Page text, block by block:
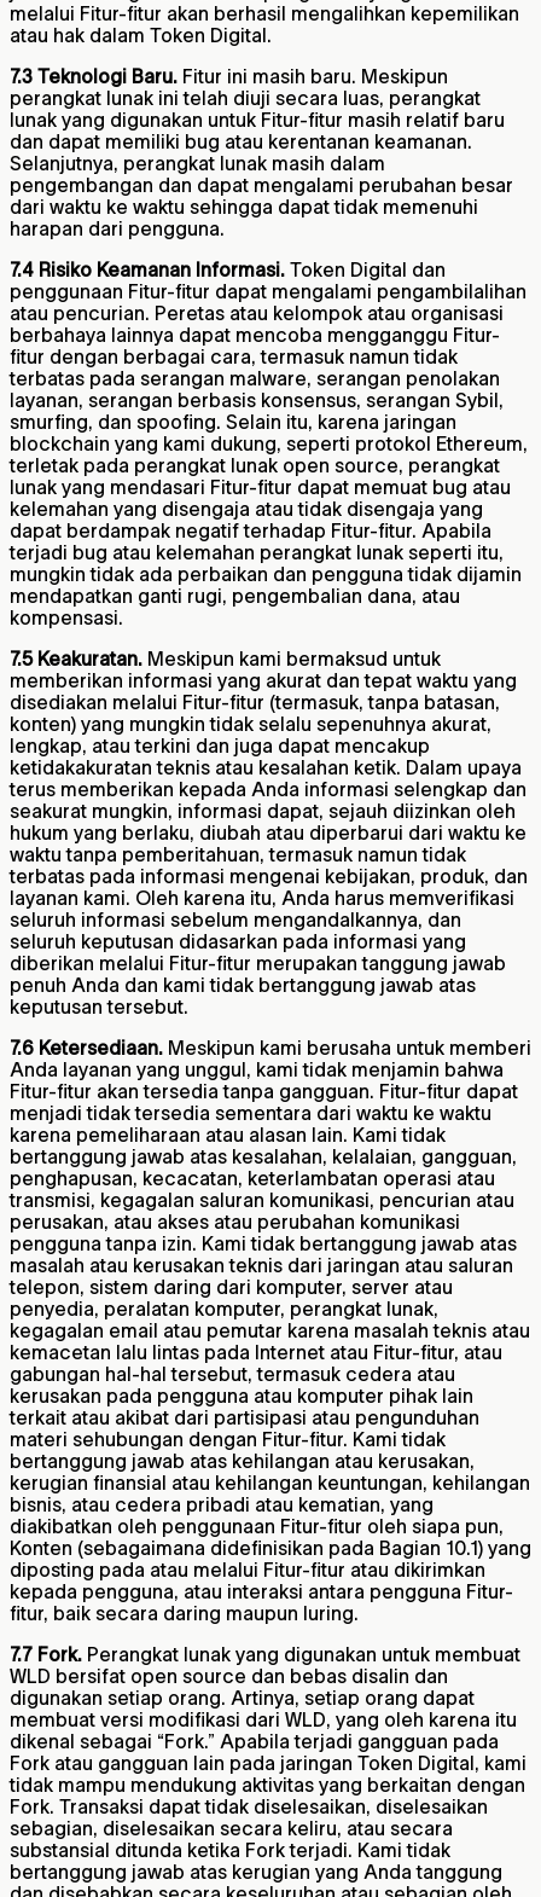
melalui Fitur-fitur akan berhasil mengalihkan kepemilikan
atau hak dalam Token Digital.
7.3 Teknologi Baru. Fitur ini masih baru. Meskipun
perangkat lunak ini telah diuji secara luas, perangkat
lunak yang digunakan untuk Fitur-fitur masih relatif baru
dan dapat memiliki bug atau kerentanan keamanan.
Selanjutnya, perangkat lunak masih dalam
pengembangan dan dapat mengalami perubahan besar
dari waktu ke waktu sehingga dapat tidak memenuhi
harapan dari pengguna.
7.4 Risiko Keamanan Informasi. Token Digital dan
penggunaan Fitur-fitur dapat mengalami pengambilalihan
atau pencurian. Peretas atau kelompok atau organisasi
berbahaya lainnya dapat mencoba mengganggu Fitur-
fitur dengan berbagai cara, termasuk namun tidak
terbatas pada serangan malware, serangan penolakan
layanan, serangan berbasis konsensus, serangan Sybil,
smurfing, dan spoofing. Selain itu, karena jaringan
blockchain yang kami dukung, seperti protokol Ethereum,
terletak pada perangkat lunak open source, perangkat
lunak yang mendasari Fitur-fitur dapat memuat bug atau
kelemahan yang disengaja atau tidak disengaja yang
dapat berdampak negatif terhadap Fitur-fitur. Apabila
terjadi bug atau kelemahan perangkat lunak seperti itu,
mungkin tidak ada perbaikan dan pengguna tidak dijamin
mendapatkan ganti rugi, pengembalian dana, atau
kompensasi.
7.5 Keakuratan. Meskipun kami bermaksud untuk
memberikan informasi yang akurat dan tepat waktu yang
disediakan melalui Fitur-fitur (termasuk, tanpa batasan,
konten) yang mungkin tidak selalu sepenuhnya akurat,
lengkap, atau terkini dan juga dapat mencakup
ketidakakuratan teknis atau kesalahan ketik. Dalam upaya
terus memberikan kepada Anda informasi selengkap dan
seakurat mungkin, informasi dapat, sejauh diizinkan oleh
hukum yang berlaku, diubah atau diperbarui dari waktu ke
waktu tanpa pemberitahuan, termasuk namun tidak
terbatas pada informasi mengenai kebijakan, produk, dan
layanan kami. Oleh karena itu, Anda harus memverifikasi
seluruh informasi sebelum mengandalkannya, dan
seluruh keputusan didasarkan pada informasi yang
diberikan melalui Fitur-fitur merupakan tanggung jawab
penuh Anda dan kami tidak bertanggung jawab atas
keputusan tersebut.
7.6 Ketersediaan. Meskipun kami berusaha untuk memberi
Anda layanan yang unggul, kami tidak menjamin bahwa
Fitur-fitur akan tersedia tanpa gangguan. Fitur-fitur dapat
menjadi tidak tersedia sementara dari waktu ke waktu
karena pemeliharaan atau alasan lain. Kami tidak
bertanggung jawab atas kesalahan, kelalaian, gangguan,
penghapusan, kecacatan, keterlambatan operasi atau
transmisi, kegagalan saluran komunikasi, pencurian atau
perusakan, atau akses atau perubahan komunikasi
pengguna tanpa izin. Kami tidak bertanggung jawab atas
masalah atau kerusakan teknis dari jaringan atau saluran
telepon, sistem daring dari komputer, server atau
penyedia, peralatan komputer, perangkat lunak,
kegagalan email atau pemutar karena masalah teknis atau
kemacetan lalu lintas pada Internet atau Fitur-fitur, atau
gabungan hal-hal tersebut, termasuk cedera atau
kerusakan pada pengguna atau komputer pihak lain
terkait atau akibat dari partisipasi atau pengunduhan
materi sehubungan dengan Fitur-fitur. Kami tidak
bertanggung jawab atas kehilangan atau kerusakan,
kerugian finansial atau kehilangan keuntungan, kehilangan
bisnis, atau cedera pribadi atau kematian, yang
diakibatkan oleh penggunaan Fitur-fitur oleh siapa pun,
Konten (sebagaimana didefinisikan pada Bagian 10.1) yang
diposting pada atau melalui Fitur-fitur atau dikirimkan
kepada pengguna, atau interaksi antara pengguna Fitur-
fitur, baik secara daring maupun luring.
7.7 Fork. Perangkat lunak yang digunakan untuk membuat
WLD bersifat open source dan bebas disalin dan
digunakan setiap orang. Artinya, setiap orang dapat
membuat versi modifikasi dari WLD, yang oleh karena itu
dikenal sebagai “Fork.” Apabila terjadi gangguan pada
Fork atau gangguan lain pada jaringan Token Digital, kami
tidak mampu mendukung aktivitas yang berkaitan dengan
Fork. Transaksi dapat tidak diselesaikan, diselesaikan
sebagian, diselesaikan secara keliru, atau secara
substansial ditunda ketika Fork terjadi. Kami tidak
bertanggung jawab atas kerugian yang Anda tanggung